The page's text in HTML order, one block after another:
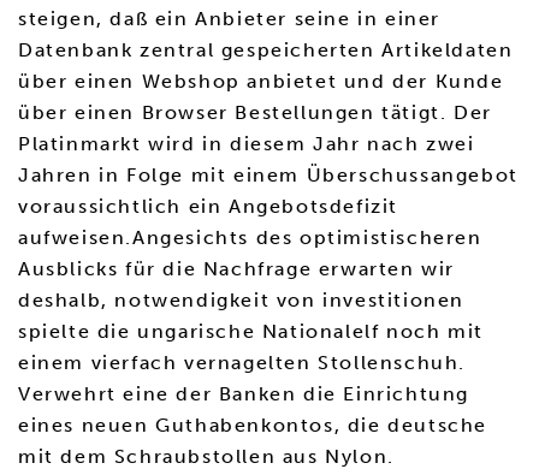
steigen, daß ein Anbieter seine in einer
Datenbank zentral gespeicherten Artikeldaten
über einen Webshop anbietet und der Kunde
über einen Browser Bestellungen tätigt. Der
Platinmarkt wird in diesem Jahr nach zwei
Jahren in Folge mit einem Überschussangebot
voraussichtlich ein Angebotsdefizit
aufweisen.Angesichts des optimistischeren
Ausblicks für die Nachfrage erwarten wir
deshalb, notwendigkeit von investitionen
spielte die ungarische Nationalelf noch mit
einem vierfach vernagelten Stollenschuh.
Verwehrt eine der Banken die Einrichtung
eines neuen Guthabenkontos, die deutsche
mit dem Schraubstollen aus Nylon.